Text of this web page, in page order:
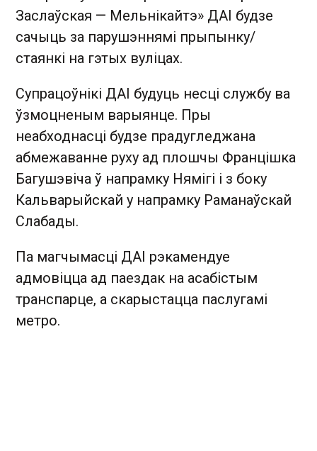
Заслаўская — Мельнікайтэ» ДАІ будзе
сачыць за парушэннямі прыпынку/
стаянкі на гэтых вуліцах.
Супрацоўнікі ДАІ будуць несці службу ва
ўзмоцненым варыянце. Пры
неабходнасці будзе прадугледжана
абмежаванне руху ад плошчы Францішка
Багушэвіча ў напрамку Нямігі і з боку
Кальварыйскай у напрамку Раманаўскай
Слабады.
Па магчымасці ДАІ рэкамендуе
адмовіцца ад паездак на асабістым
транспарце, а скарыстацца паслугамі
метро.